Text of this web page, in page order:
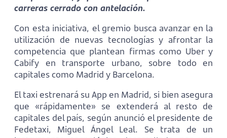
carreras cerrado con antelación.
Con esta iniciativa, el gremio busca avanzar en la
utilización de nuevas tecnologías y afrontar la
competencia que plantean firmas como Uber y
Cabify en transporte urbano, sobre todo en
capitales como Madrid y Barcelona.
El taxi estrenará su App en Madrid, si bien asegura
que «rápidamente» se extenderá al resto de
capitales del país, según anunció el presidente de
Fedetaxi, Miguel Ángel Leal. Se trata de un